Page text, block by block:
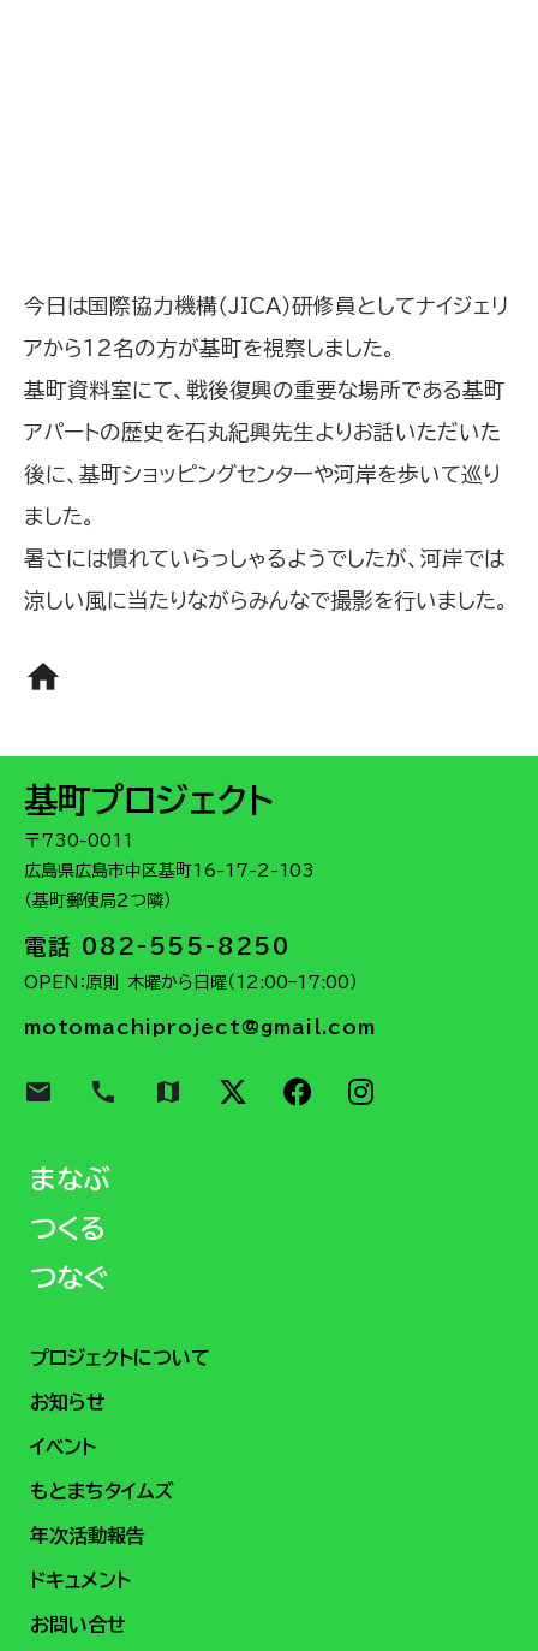
今日は国際協力機構（JICA）研修員としてナイジェリ
アから12名の方が基町を視察しました。
基町資料室にて、戦後復興の重要な場所である基町
アパートの歴史を石丸紀興先生よりお話いただいた
後に、基町ショッピングセンターや河岸を歩いて巡り
ました。
暑さには慣れていらっしゃるようでしたが、河岸では
涼しい風に当たりながらみんなで撮影を行いました。
home
基町プロジェクト
〒730-0011
広島県広島市中区基町16-17-2-103
（基町郵便局２つ隣）
電話 082-555-8250
OPEN：原則 木曜から日曜（12:00–17:00）
motomachiproject@gmail.com
email call map
まなぶ
つくる
つなぐ
プロジェクトについて
お知らせ
イベント
もとまちタイムズ
年次活動報告
ドキュメント
お問い合せ